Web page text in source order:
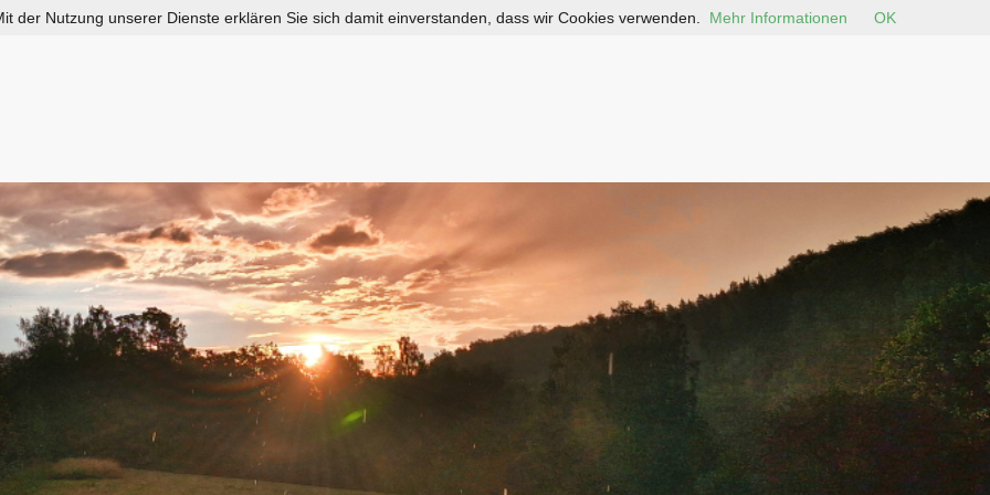
der Nutzung unserer Dienste erklären Sie sich damit einverstanden, dass wir Cookies verwenden. Mehr Informationen OK